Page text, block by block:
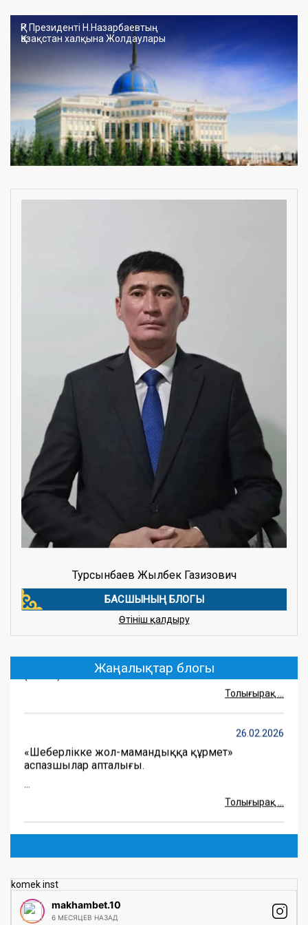
ҚР Президенті Н.Назарбаевтың
Қазақстан халқына Жолдаулары
Турсынбаев Жылбек Газизович
БАСШЫНЫҢ БЛОГЫ
Өтініш қалдыру
Жаңалықтар блогы
27.02.2026
«Зорлық-зомбылықсыз өмір – біздің
Толығырақ ...
аспазшылар апталығы.
...
komek inst
makhambet.10
6 МЕСЯЦЕВ НАЗАД